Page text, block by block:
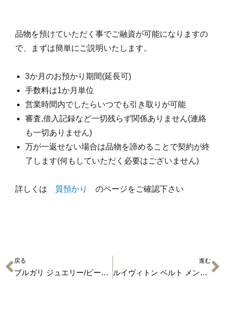
品物を預けていただく事でご融資が可能になりますの
で、まずは簡単にご説明いたします。
3か月のお預かり期間(延長可)
手数料は1か月単位
営業時間内でしたらいつでも引き取りが可能
審査,借入記録など一切残らず関係ありません(連絡
も一切ありません)
万が一返せない場合は品物を諦めることで契約が終
了します(何もしていただく必要はございません)
詳しくは 質預かり のページをご確認下さい
戻る
ブルガリ ジュエリー/ビーゼロワンリング 買取実績
進む
ルイヴィトン ベルト メンズ M9821T 買取品のご紹介